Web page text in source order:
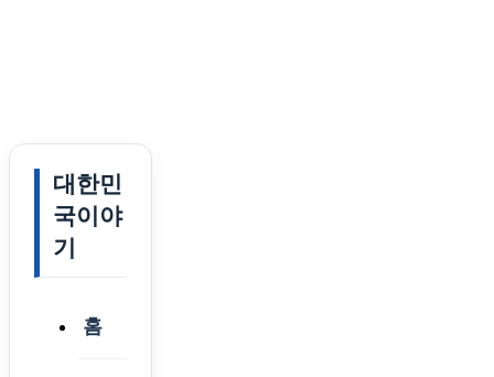
대한민
국이야
기
홈